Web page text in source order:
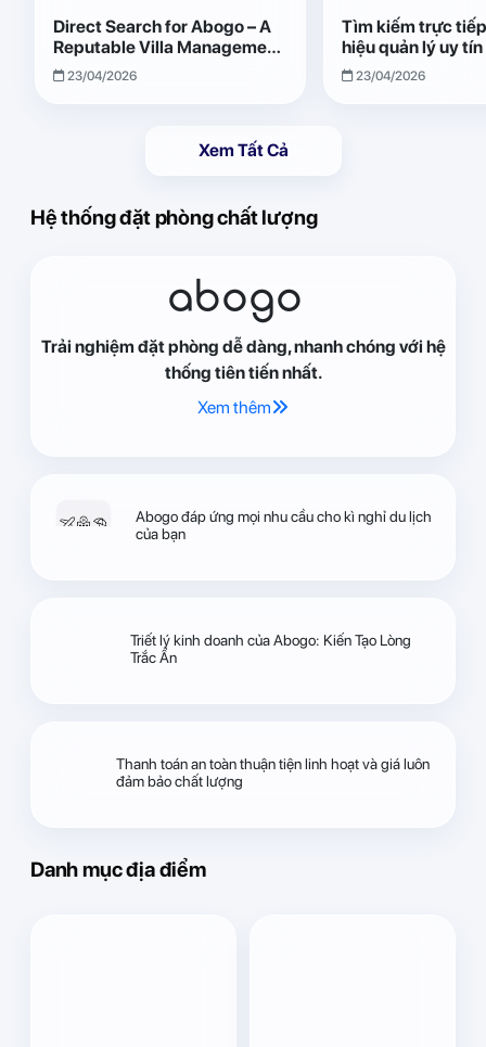
Direct Search for Abogo – A
Reputable Villa Management
Brand with Transparent and
Effective Operations
23/04/2026
Tìm kiếm trực
hiệu quản lý uy
Giải pháp vận
quả, minh bạch
23/04/2026
Xem Tất Cả
Hệ thống đặt phòng chất lượng
abogo
Trải nghiệm đặt phòng dễ dàng, nhanh chóng với hệ
thống tiên tiến nhất.
Xem thêm
Abogo đáp ứng mọi nhu cầu cho kì nghỉ du lịch
của bạn
Triết lý kinh doanh của Abogo: Kiến Tạo Lòng
Trắc Ẩn
Thanh toán an toàn thuận tiện linh hoạt và giá luôn
đảm bảo chất lượng
Danh mục địa điểm